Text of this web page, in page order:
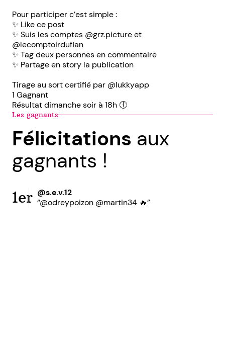
Pour participer c’est simple :
✨ Like ce post
✨ Suis les comptes @grz.picture et
@lecomptoirduflan
✨ Tag deux personnes en commentaire
✨ Partage en story la publication
Tirage au sort certifié par @lukkyapp
1 Gagnant
Résultat dimanche soir à 18h 🕕
Les gagnants
Félicitations aux
gagnants !
1er @s.e.v.12
“@odreypoizon @martin34 🔥”